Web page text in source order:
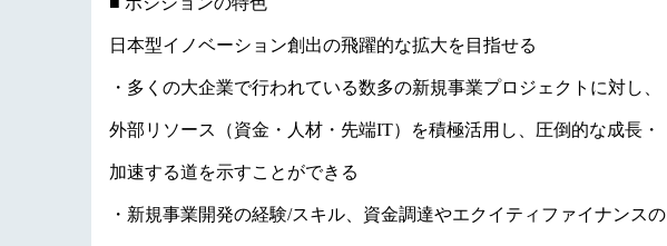
日本型イノベーション創出の飛躍的な拡大を目指せる
・多くの大企業で行われている数多の新規事業プロジェクトに対し、
外部リソース（資金・人材・先端IT）を積極活用し、圧倒的な成長・
加速する道を示すことができる
・新規事業開発の経験/スキル、資金調達やエクイティファイナンスの